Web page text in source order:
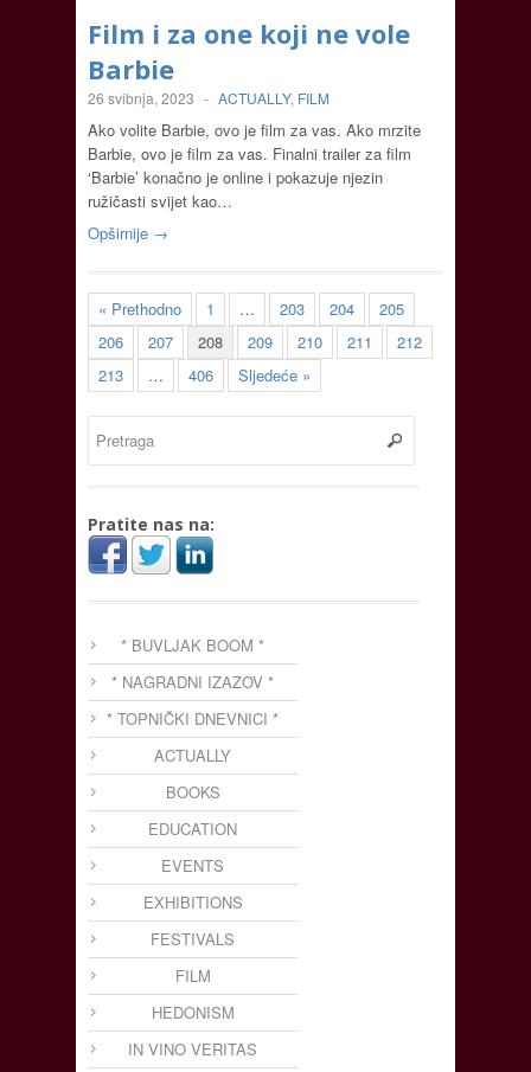
Film i za one koji ne vole
Barbie
26 svibnja, 2023 - ACTUALLY, FILM
Ako volite Barbie, ovo je film za vas. Ako mrzite
Barbie, ovo je film za vas. Finalni trailer za film
‘Barbie’ konačno je online i pokazuje njezin
ružičasti svijet kao…
Opširnije →
« Prethodno 1 … 203 204
205
206
207 208 209 210 211
212
213
… 406 Sljedeće »
Pratite nas na:
* BUVLJAK BOOM *
* NAGRADNI IZAZOV *
* TOPNIČKI DNEVNICI *
ACTUALLY
BOOKS
EDUCATION
EVENTS
EXHIBITIONS
FESTIVALS
FILM
HEDONISM
IN VINO VERITAS